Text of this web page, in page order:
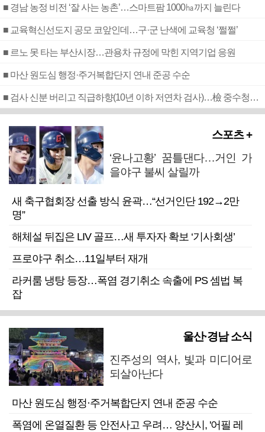
■ 경남 농정 비전 ‘잘 사는 농촌’…스마트팜 1000㏊까지 늘린다
■ 교육혁신선도지 공모 코앞인데…구·군 난색에 교육청 ‘쩔쩔’
■ 르노 못 타는 부산시장…관용차 규정에 막힌 지역기업 응원
■ 마산 원도심 행정·주거복합단지 연내 준공 수순
■ 검사 신분 버리고 직급하향(10년 이하 저연차 검사)…檢 중수청행 기피
스포츠 +
‘윤나고황’ 꿈틀댄다…거인 가
을야구 불씨 살릴까
새 축구협회장 선출 방식 윤곽…“선거인단 192→2만
명”
해체설 뒤집은 LIV 골프…새 투자자 확보 ‘기사회생’
프로야구 취소…11일부터 재개
라커룸 냉탕 등장…폭염 경기취소 속출에 PS 셈법 복
잡
울산·경남 소식
진주성의 역사, 빛과 미디어로
되살아난다
마산 원도심 행정·주거복합단지 연내 준공 수순
폭염에 온열질환 등 안전사고 우려… 양산시, '어필 레